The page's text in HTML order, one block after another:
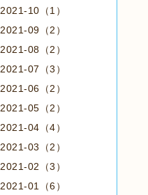
2021-10（1）
2021-09（2）
2021-08（2）
2021-07（3）
2021-06（2）
2021-05（2）
2021-04（4）
2021-03（2）
2021-02（3）
2021-01（6）